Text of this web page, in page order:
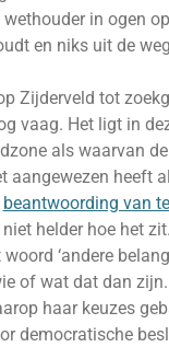
wethouder in ogen
en niks uit de
Zijderveld tot
vaag. Het ligt in
als waarvan
aangewezen heeft
beantwoording van
helder hoe het zit.
‘andere
of wat dat dan
haar keuzes
democratische